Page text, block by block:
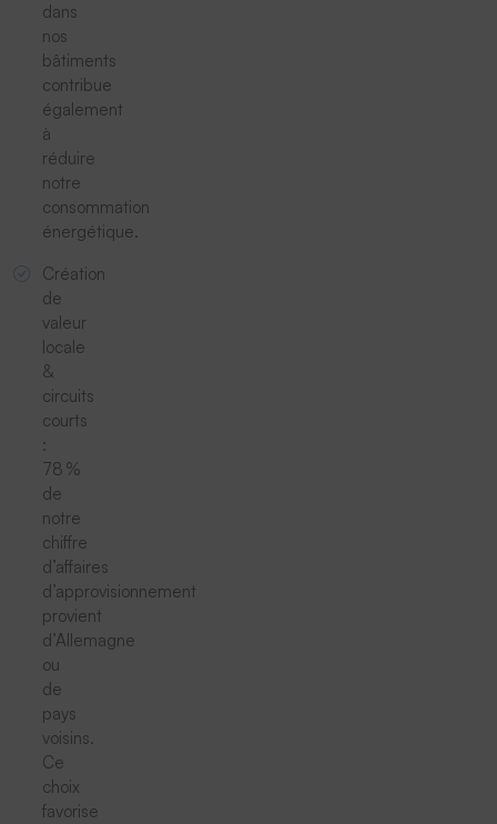
dans
nos
bâtiments
contribue
également
à
réduire
notre
consommation
énergétique.
Création
de
valeur
locale
&
circuits
courts
:
78 %
de
notre
chiffre
d’affaires
d’approvisionnement
provient
d’Allemagne
ou
de
pays
voisins.
Ce
choix
favorise